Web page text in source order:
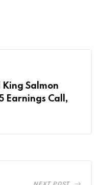
Salmon
Earnings Call,